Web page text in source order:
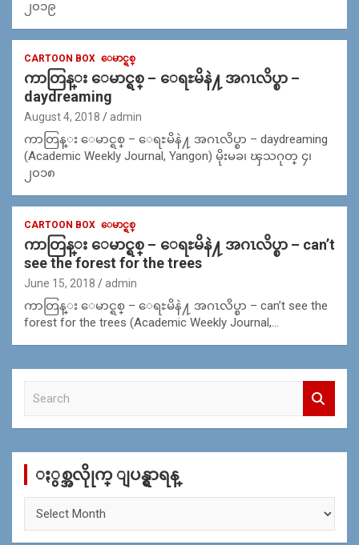
၂၀၁၉
CARTOON BOX ေမာင္ရစ္
ကာတြန္း ေမာင္ရစ္ – ေရႊမိနဲ႔ အဂၤလိပ္စာ –
daydreaming
August 4, 2018 admin
ကာတြန္း ေမာင္ရစ္ – ေရႊမိနဲ႔ အဂၤလိပ္စာ – daydreaming
(Academic Weekly Journal, Yangon) မိုးမခ၊ ၾသဂုတ္ ၄၊
၂၀၁၈
CARTOON BOX ေမာင္ရစ္
ကာတြန္း ေမာင္ရစ္ – ေရႊမိနဲ႔ အဂၤလိပ္စာ – can’t
see the forest for the trees
June 15, 2018 admin
ကာတြန္း ေမာင္ရစ္ – ေရႊမိနဲ႔ အဂၤလိပ္စာ – can’t see the
forest for the trees (Academic Weekly Journal,…
c
ႏွစ္အလိုုက္ ျပန္ရွာရန္